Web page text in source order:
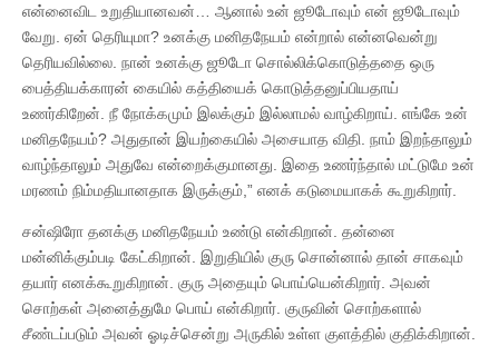
என்னைவிட உறுதியானவன்… ஆனால் உன் ஜூடோவும் என் ஜூடோவும்
வேறு. ஏன் தெரியுமா? உனக்கு மனிதநேயம் என்றால் என்னவென்று
தெரியவில்லை. நான் உனக்கு ஜூடோ சொல்லிக்கொடுத்ததை ஒரு
பைத்தியக்காரன் கையில் கத்தியைக் கொடுத்தனுப்பியதாய்
உணர்கிறேன். நீ நோக்கமும் இலக்கும் இல்லாமல் வாழ்கிறாய். எங்கே உன்
மனிதநேயம்? அதுதான் இயற்கையில் அசையாத விதி. நாம் இறந்தாலும்
வாழ்ந்தாலும் அதுவே என்றைக்குமானது. இதை உணர்ந்தால் மட்டுமே உன்
மரணம் நிம்மதியானதாக இருக்கும்,” எனக் கடுமையாகக் கூறுகிறார்.
சன்ஷிரோ தனக்கு மனிதநேயம் உண்டு என்கிறான். தன்னை
மன்னிக்கும்படி கேட்கிறான். இறுதியில் குரு சொன்னால் தான் சாகவும்
தயார் எனக்கூறுகிறான். குரு அதையும் பொய்யென்கிறார். அவன்
சொற்கள் அனைத்துமே பொய் என்கிறார். குருவின் சொற்களால்
சீண்டப்படும் அவன் ஓடிச்சென்று அருகில் உள்ள குளத்தில் குதிக்கிறான்.